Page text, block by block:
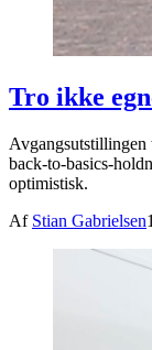
Tro ikke
Avgangsutstillingen
back-to-basics-
optimistisk.
Af Stian Gabrielsen